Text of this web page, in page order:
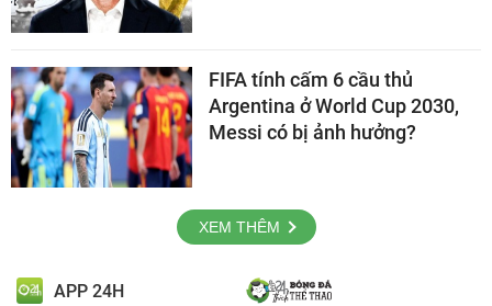
FIFA tính cấm 6 cầu thủ
Argentina ở World Cup 2030,
Messi có bị ảnh hưởng?
XEM THÊM
APP 24H